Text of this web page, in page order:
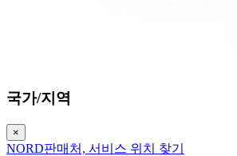
국가/지역
×
NORD판매처, 서비스 위치 찾기